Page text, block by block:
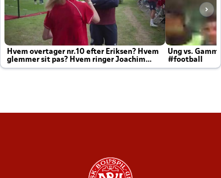
Hvem overtager nr.10 efter Eriksen? Hvem
glemmer sit pas? Hvem ringer Joachim
altid til efter kampe?
Ung vs.
#football